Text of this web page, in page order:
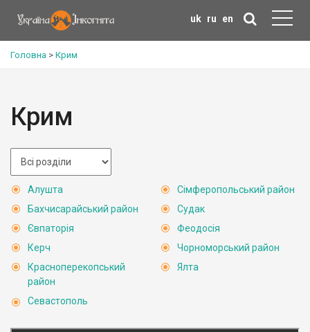
uk ru en
Головна > Крим
Крим
Алушта
Бахчисарайський район
Євпаторія
Керч
Красноперекопський
район
Севастополь
Сімферопольський район
Судак
Феодосія
Чорноморський район
Ялта